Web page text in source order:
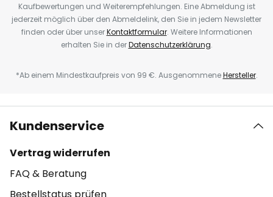
Kaufbewertungen und Weiterempfehlungen. Eine Abmeldung ist
jederzeit möglich über den Abmeldelink, den Sie in jedem Newsletter
finden oder über unserKontaktformular. Weitere Informationen
erhalten Sie in derDatenschutzerklärung.
*Ab einem Mindestkaufpreis von 99 €. AusgenommeneHersteller.
Kundenservice
Vertrag widerrufen
FAQ & Beratung